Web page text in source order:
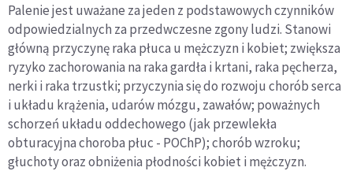
Palenie jest uważane za jeden z podstawowych czynników
odpowiedzialnych za przedwczesne zgony ludzi. Stanowi
główną przyczynę raka płuca u mężczyzn i kobiet; zwiększa
ryzyko zachorowania na raka gardła i krtani, raka pęcherza,
nerki i raka trzustki; przyczynia się do rozwoju chorób serca
i układu krążenia, udarów mózgu, zawałów; poważnych
schorzeń układu oddechowego (jak przewlekła
obturacyjna choroba płuc - POChP); chorób wzroku;
głuchoty oraz obniżenia płodności kobiet i mężczyzn.